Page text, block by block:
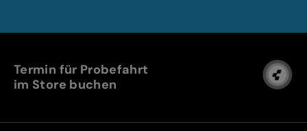
Termin für Probefahrt
im Store buchen